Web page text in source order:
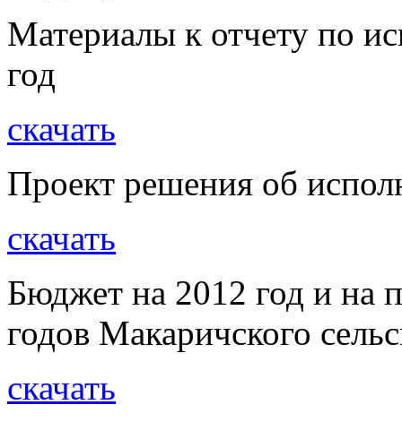
Материалы к отчету по
год
скачать
Проект решения об
скачать
Бюджет на 2012 год и на
годов Макаричского
скачать